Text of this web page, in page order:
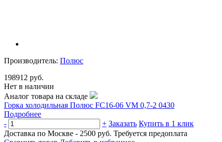
Производитель: Полюс
198912 руб.
Нет в наличии
Аналог товара на складе
Горка холодильная Полюс FC16-06 VM 0,7-2 0430
Подробнее
-
+ Заказать Купить в 1 клик
Доставка по Москве - 2500 руб. Требуется предоплата